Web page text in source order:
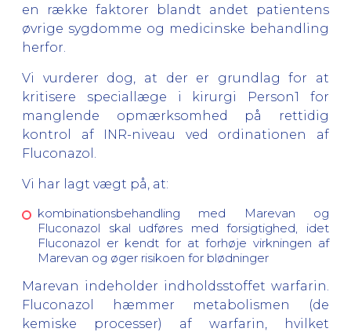
en række faktorer blandt andet patientens
øvrige sygdomme og medicinske behandling
herfor.
Vi vurderer dog, at der er grundlag for at
kritisere speciallæge i kirurgi Person1 for
manglende opmærksomhed på rettidig
kontrol af INR-niveau ved ordinationen af
Fluconazol.
Vi har lagt vægt på, at:
kombinationsbehandling med Marevan og
Fluconazol skal udføres med forsigtighed, idet
Fluconazol er kendt for at forhøje virkningen af
Marevan og øger risikoen for blødninger
Marevan indeholder indholdsstoffet warfarin.
Fluconazol hæmmer metabolismen (de
kemiske processer) af warfarin, hvilket